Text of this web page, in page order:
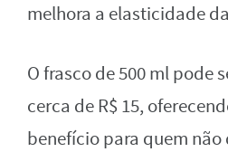
melhora a elasticidade
O frasco de 500 ml pode
cerca de R$ 15,
benefício para quem